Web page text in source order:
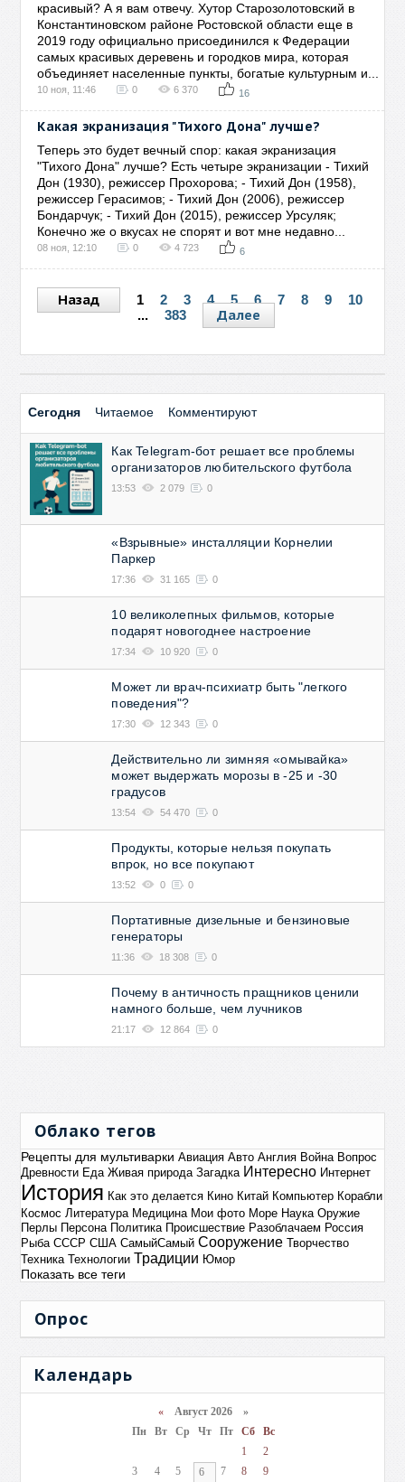
красивый? А я вам отвечу. Хутор Старозолотовский в
Константиновском районе Ростовской области еще в
2019 году официально присоединился к Федерации
самых красивых деревень и городков мира, которая
объединяет населенные пункты, богатые культурным и...
10 ноя, 11:46 0 6 370 16
Какая экранизация "Тихого Дона" лучше?
Теперь это будет вечный спор: какая экранизация
"Тихого Дона" лучше? Есть четыре экранизации - Тихий
Дон (1930), режиссер Прохорова; - Тихий Дон (1958),
режиссер Герасимов; - Тихий Дон (2006), режиссер
Бондарчук; - Тихий Дон (2015), режиссер Урсуляк;
Конечно же о вкусах не спорят и вот мне недавно...
08 ноя, 12:10 0 4 723 6
Назад 1 2 3 4 5 6 7 8 9
10
...
383 Далее
Сегодня Читаемое Комментируют
Как Telegram-бот решает все проблемы
организаторов любительского футбола
13:53 2 079 0
«Взрывные» инсталляции Корнелии
Паркер
17:36 31 165 0
10 великолепных фильмов, которые
подарят новогоднее настроение
17:34 10 920 0
Может ли врач-психиатр быть "легкого
поведения"?
17:30 12 343 0
Действительно ли зимняя «омывайка»
может выдержать морозы в -25 и -30
градусов
13:54 54 470 0
Продукты, которые нельзя покупать
впрок, но все покупают
13:52 0 0
Портативные дизельные и бензиновые
генераторы
11:36 18 308 0
Почему в античность пращников ценили
намного больше, чем лучников
21:17 12 864 0
Облако тегов
Рецепты для мультиварки Авиация Авто Англия Война Вопрос
Древности Еда Живая природа Загадка Интересно Интернет
История Как это делается Кино Китай Компьютер Корабли
Космос Литература Медицина Мои фото Море Наука Оружие
Перлы Персона Политика Происшествие Разоблачаем Россия
Рыба СССР США СамыйСамый Сооружение Творчество
Техника Технологии Традиции Юмор
Показать все теги
Опрос
Календарь
«Август 2026 »
Пн
Вт Ср Чт Пт Сб
Вс
1
2
3
4 5 6 7 8 9